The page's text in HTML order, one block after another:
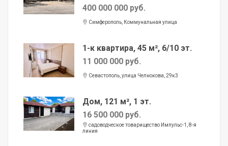
400 000 000 руб.
Симферополь, Коммунальная улица
1-к квартира, 45 м², 6/10 эт.
11 000 000 руб.
Севастополь, улица Челнокова, 29к3
Дом, 121 м², 1 эт.
16 500 000 руб.
садоводческое товарищество Импульс-1, 8-я
линия